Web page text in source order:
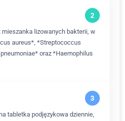
lizowanych bakterii, w
aureus*, *Streptococcus
oraz *Haemophilus
tabletka podjęzykowa dziennie,